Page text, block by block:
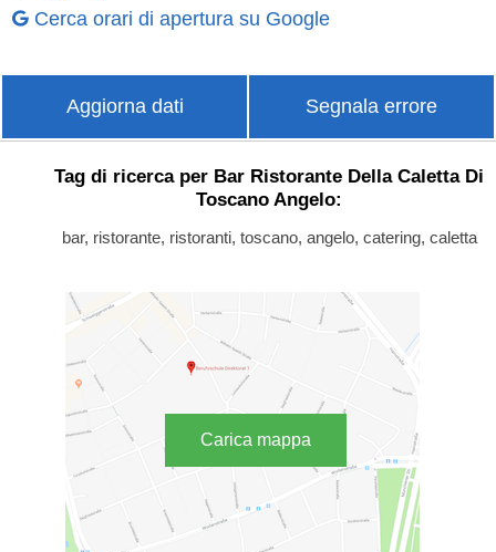
Cerca orari di apertura su Google
Aggiorna dati Segnala errore
Tag di ricerca per Bar Ristorante Della Caletta Di
Toscano Angelo:
bar, ristorante, ristoranti, toscano, angelo, catering, caletta
Carica mappa